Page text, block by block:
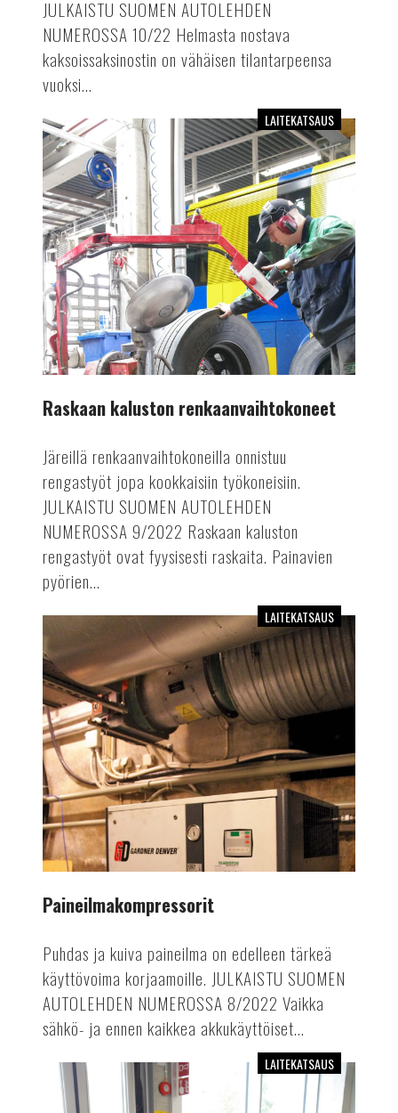
JULKAISTU SUOMEN AUTOLEHDEN
NUMEROSSA 10/22 Helmasta nostava
kaksoissaksinostin on vähäisen tilantarpeensa
vuoksi...
Raskaan
kaluston
renkaanvaihtokoneet
LAITEKATSAUS
Raskaan kaluston renkaanvaihtokoneet
Järeillä renkaanvaihtokoneilla onnistuu
rengastyöt jopa kookkaisiin työkoneisiin.
JULKAISTU SUOMEN AUTOLEHDEN
NUMEROSSA 9/2022 Raskaan kaluston
rengastyöt ovat fyysisesti raskaita. Painavien
pyörien...
Paineilmakompressorit LAITEKATSAUS
Paineilmakompressorit
Puhdas ja kuiva paineilma on edelleen tärkeä
käyttövoima korjaamoille. JULKAISTU SUOMEN
AUTOLEHDEN NUMEROSSA 8/2022 Vaikka
sähkö- ja ennen kaikkea akkukäyttöiset...
Edulliset
diagnoositesterit
LAITEKATSAUS